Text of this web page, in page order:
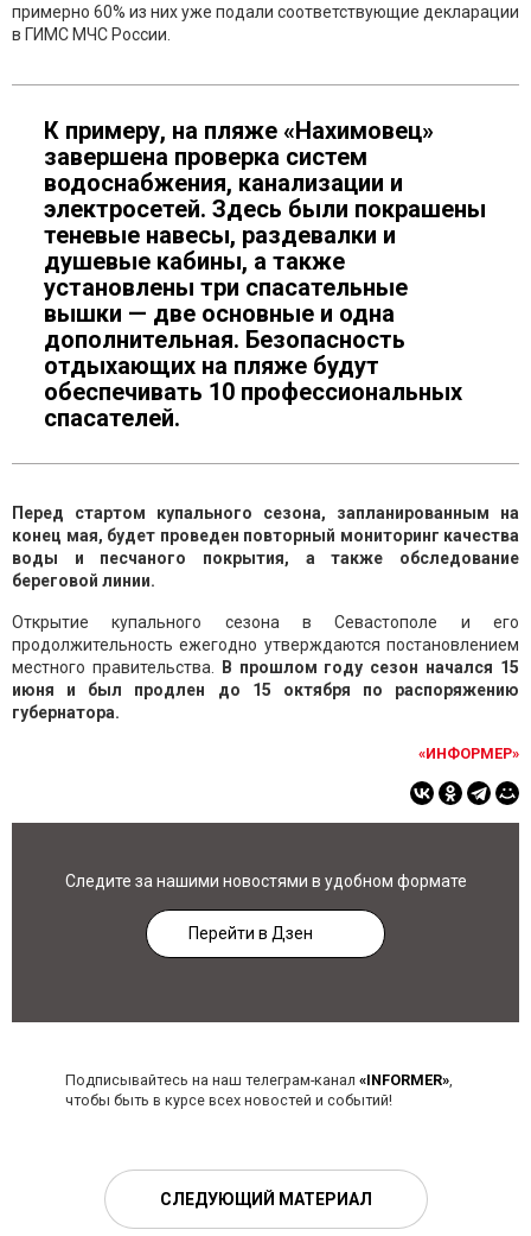
примерно 60% из них уже подали соответствующие декларации
в ГИМС МЧС России.
К примеру, на пляже «Нахимовец»
завершена проверка систем
водоснабжения, канализации и
электросетей. Здесь были покрашены
теневые навесы, раздевалки и
душевые кабины, а также
установлены три спасательные
вышки — две основные и одна
дополнительная. Безопасность
отдыхающих на пляже будут
обеспечивать 10 профессиональных
спасателей.
Перед стартом купального сезона, запланированным на
конец мая, будет проведен повторный мониторинг качества
воды и песчаного покрытия, а также обследование
береговой линии.
Открытие купального сезона в Севастополе и его
продолжительность ежегодно утверждаются постановлением
местного правительства.
В прошлом году сезон начался 15
июня и был продлен до 15 октября по распоряжению
губернатора.
«ИНФОРМЕР»
Следите за нашими новостями в удобном формате
Перейти в Дзен
Подписывайтесь на наш телеграм-канал «INFORMER»,
чтобы быть в курсе всех новостей и событий!
СЛЕДУЮЩИЙ МАТЕРИАЛ